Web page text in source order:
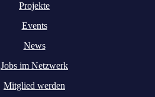
Projekte
Events
News
Jobs im Netzwerk
Mitglied werden